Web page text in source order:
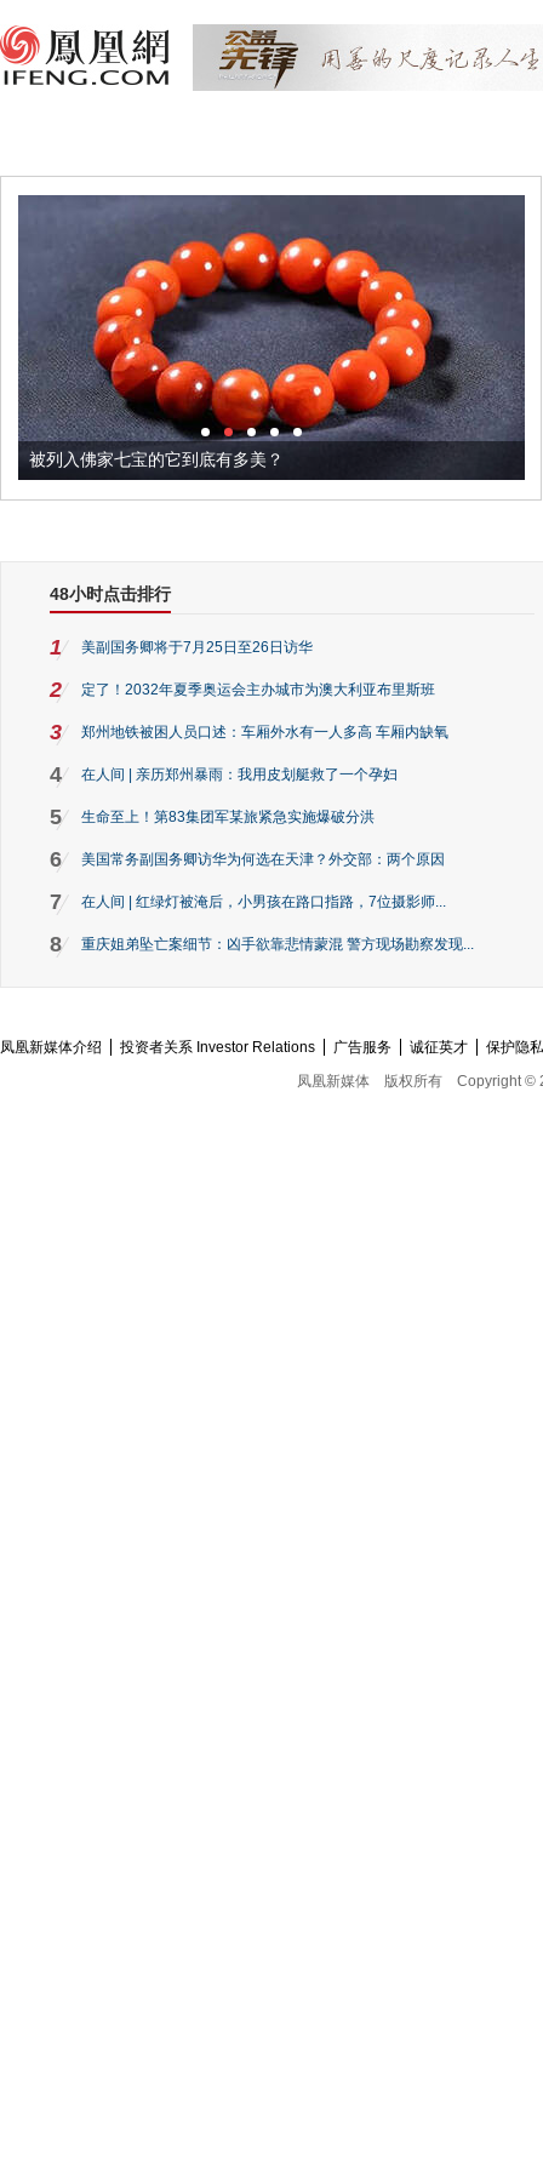
被列入佛家七宝的它到底有多美？
48小时点击排行
1 美副国务卿将于7月25日至26日访华
2 定了！2032年夏季奥运会主办城市为澳大利亚布里斯班
3 郑州地铁被困人员口述：车厢外水有一人多高 车厢内缺氧
4 在人间 | 亲历郑州暴雨：我用皮划艇救了一个孕妇
5 生命至上！第83集团军某旅紧急实施爆破分洪
6 美国常务副国务卿访华为何选在天津？外交部：两个原因
7 在人间 | 红绿灯被淹后，小男孩在路口指路，7位摄影师...
8 重庆姐弟坠亡案细节：凶手欲靠悲情蒙混 警方现场勘察发现...
凤凰新媒体介绍 投资者关系 Investor Relations 广告服务 诚征英才
保护隐
凤凰新媒体
版权所有 Copyright ©